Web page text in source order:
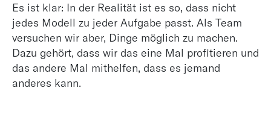
Es ist klar: In der Realität ist es so, dass nicht
jedes Modell zu jeder Aufgabe passt. Als Team
versuchen wir aber, Dinge möglich zu machen.
Dazu gehört, dass wir das eine Mal profitieren und
das andere Mal mithelfen, dass es jemand
anderes kann.